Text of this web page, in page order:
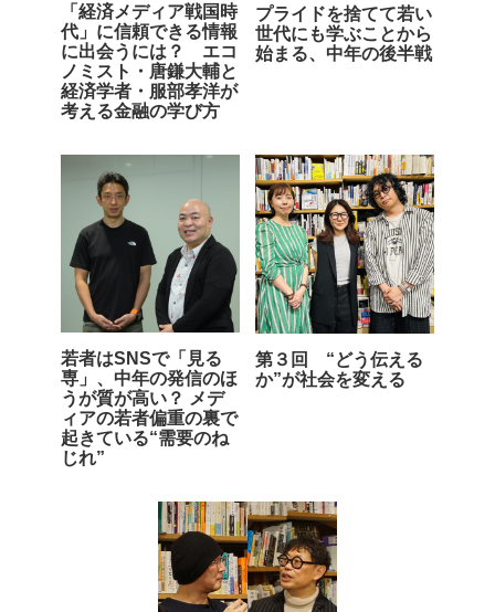
「経済メディア戦国時
代」に信頼できる情報
に出会うには？ エコ
ノミスト・唐鎌大輔と
経済学者・服部孝洋が
考える金融の学び方
プライドを捨てて若い
世代にも学ぶことから
始まる、中年の後半戦
若者はSNSで「見る
専」、中年の発信のほ
うが質が高い？ メデ
ィアの若者偏重の裏で
起きている“需要のね
じれ”
第３回 “どう伝える
か”が社会を変える